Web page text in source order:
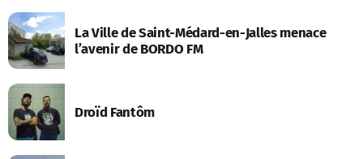
La Ville de Saint-Médard-en-Jalles menace
l’avenir de BORDO FM
Droïd Fantôm